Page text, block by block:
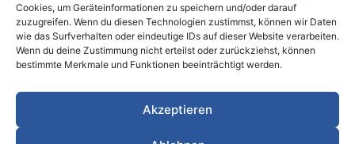
Cookies, um Geräteinformationen zu speichern und/oder darauf
zuzugreifen. Wenn du diesen Technologien zustimmst, können wir Daten
wie das Surfverhalten oder eindeutige IDs auf dieser Website verarbeiten.
Wenn du deine Zustimmung nicht erteilst oder zurückziehst, können
bestimmte Merkmale und Funktionen beeinträchtigt werden.
Akzeptieren
BELIEBTE KATEGORIEN
Berichte & Analysen Business
Einkauf & Beschaffung
Gesundheit & Vorsorge